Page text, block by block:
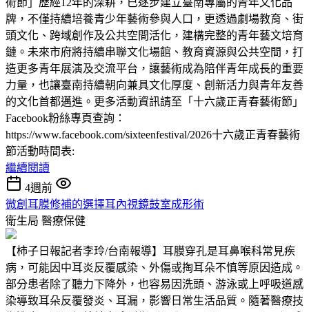
牌，不僅持續培養青少年藝術參與人口，更透過劇場教育、街
頭文化、跨域創作及公共空間活化，建構完整的青年藝文培育
鏈。未來市府將持續串聯文化場館、教育資源與公共空間，打
造更多青年展演及交流平台，讓藝術成為陪伴青年成長的重要
力量，也讓臺南持續朝向兼具文化厚度、創新活力與青年友善
的文化首都邁進。更多活動資訊請至「十六歲正青春藝術節」
Facebook粉絲專頁查詢：
https://www.facebook.com/sixteenfestival/2026十六歲正青春藝術
節活動時間表:
繼續閱讀
4週前
微創耳膜修補的選擇耳內視鏡鼓室成形術
衛生局 醫療保健
【柿子日報記者李玲/台南報導】耳膜穿孔是耳鼻喉科常見疾
病，可能因中耳炎反覆感染、外傷或掏耳朵不慎等原因造成。
部分患者除了聽力下降外，也容易因洗頭、游泳或上呼吸道感
染導致耳朵反覆發炎、耳漏，影響日常生活品質。隨著醫療技